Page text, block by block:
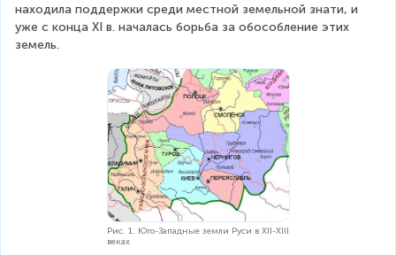
находила поддержки среди местной земельной знати, и
уже с конца XI в. началась борьба за обособление этих
земель.
Рис. 1. Юго-Западные земли Руси в XII-XIII
веках